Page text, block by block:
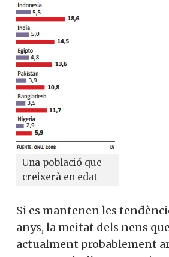
Una població que
creixerà en edat
Si es mantenen les
anys, la meitat dels nens
actualment probablement